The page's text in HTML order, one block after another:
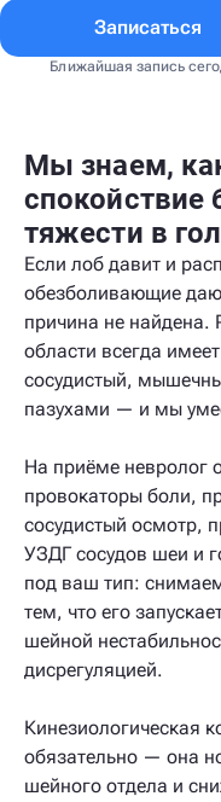
Записаться
Ближайшая запись
Мы знаем,
спокойствие
тяжести в
Если лоб давит и
обезболивающие
причина не
области всегда
сосудистый,
пазухами — и мы
На приёме невролог
провокаторы боли,
сосудистый осмотр,
УЗДГ сосудов шеи и
под ваш тип:
тем, что его
шейной
дисрегуляцией.
Кинезиологическая
обязательно — она
шейного отдела и